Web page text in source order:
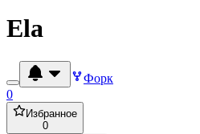
Ela
Форк
0
Избранное
0